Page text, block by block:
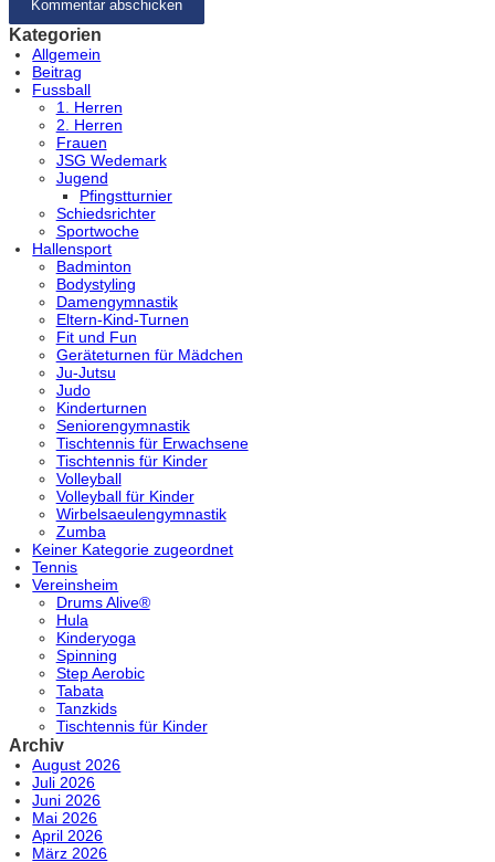
Kategorien
Allgemein
Beitrag
Fussball
1. Herren
2. Herren
Frauen
JSG Wedemark
Jugend
Pfingstturnier
Schiedsrichter
Sportwoche
Hallensport
Badminton
Bodystyling
Damengymnastik
Eltern-Kind-Turnen
Fit und Fun
Geräteturnen für Mädchen
Ju-Jutsu
Judo
Kinderturnen
Seniorengymnastik
Tischtennis für Erwachsene
Tischtennis für Kinder
Volleyball
Volleyball für Kinder
Wirbelsaeulengymnastik
Zumba
Keiner Kategorie zugeordnet
Tennis
Vereinsheim
Drums Alive®
Hula
Kinderyoga
Spinning
Step Aerobic
Tabata
Tanzkids
Tischtennis für Kinder
Archiv
August 2026
Juli 2026
Juni 2026
Mai 2026
April 2026
März 2026